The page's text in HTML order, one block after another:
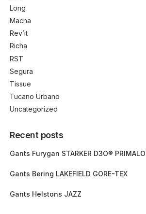
Long
Macna
Rev’it
Richa
RST
Segura
Tissue
Tucano Urbano
Uncategorized
Recent posts
Gants Furygan STARKER D3O®
Gants Bering LAKEFIELD GORE-TEX
Gants Helstons JAZZ